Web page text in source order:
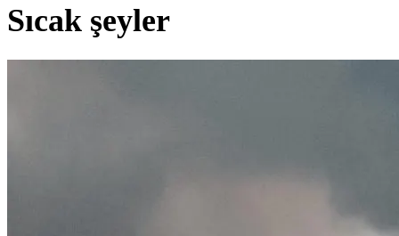
Sıcak şeyler